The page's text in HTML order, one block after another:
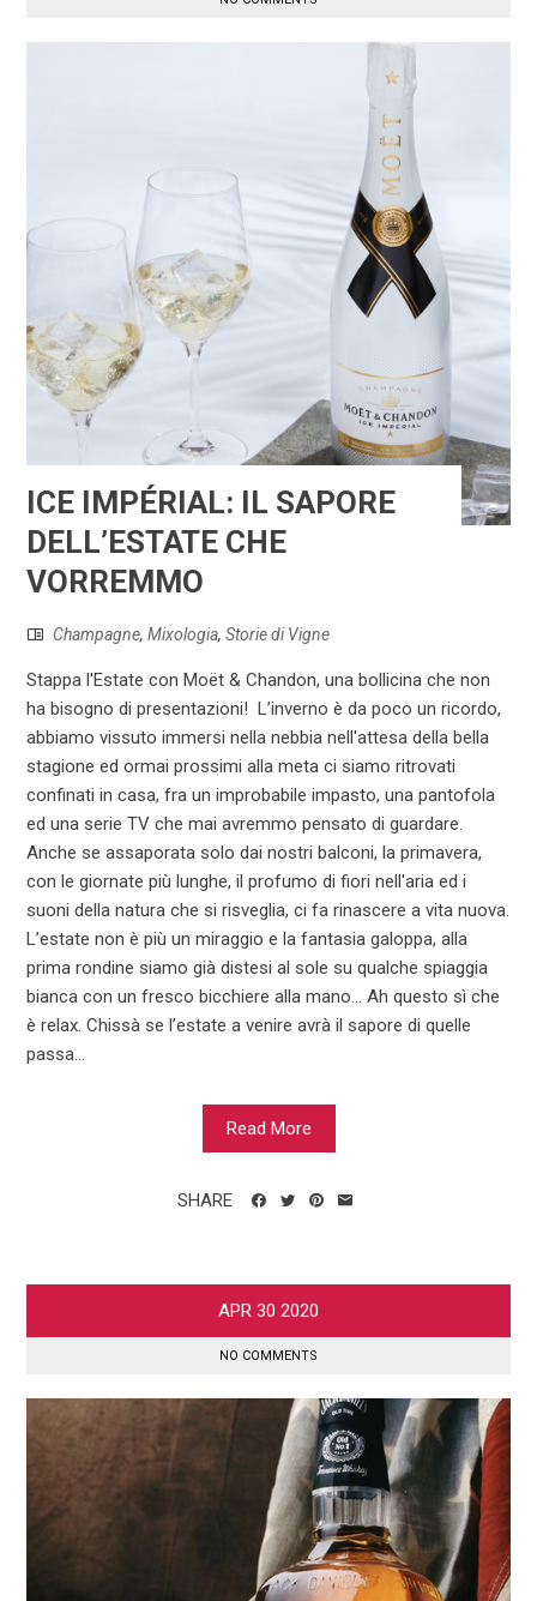
ICE IMPÉRIAL: IL SAPORE
DELL’ESTATE CHE
VORREMMO
Champagne,Mixologia,Storie di Vigne
Stappa l'Estate con Moët & Chandon, una bollicina che non
ha bisogno di presentazioni! L’inverno è da poco un ricordo,
abbiamo vissuto immersi nella nebbia nell'attesa della bella
stagione ed ormai prossimi alla meta ci siamo ritrovati
confinati in casa, fra un improbabile impasto, una pantofola
ed una serie TV che mai avremmo pensato di guardare.
Anche se assaporata solo dai nostri balconi, la primavera,
con le giornate più lunghe, il profumo di fiori nell'aria ed i
suoni della natura che si risveglia, ci fa rinascere a vita nuova.
L’estate non è più un miraggio e la fantasia galoppa, alla
prima rondine siamo già distesi al sole su qualche spiaggia
bianca con un fresco bicchiere alla mano... Ah questo sì che
è relax. Chissà se l’estate a venire avrà il sapore di quelle
passa...
Read More
SHARE
APR 30 2020
NO COMMENTS